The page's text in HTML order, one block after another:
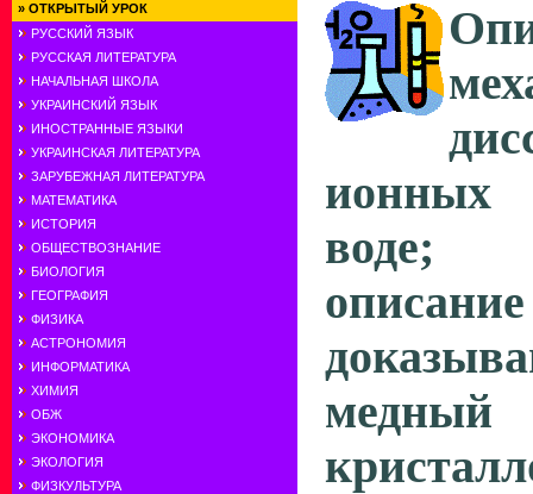
» ОТКРЫТЫЙ УРОК
РУССКИЙ ЯЗЫК
РУССКАЯ ЛИТЕРАТУРА
НАЧАЛЬНАЯ ШКОЛА
УКРАИНСКИЙ ЯЗЫК
ИНОСТРАННЫЕ ЯЗЫКИ
УКРАИНСКАЯ ЛИТЕРАТУРА
ЗАРУБЕЖНАЯ ЛИТЕРАТУРА
МАТЕМАТИКА
ИСТОРИЯ
ОБЩЕСТВОЗНАНИЕ
БИОЛОГИЯ
ГЕОГРАФИЯ
ФИЗИКА
АСТРОНОМИЯ
ИНФОРМАТИКА
ХИМИЯ
ОБЖ
ЭКОНОМИКА
ЭКОЛОГИЯ
ФИЗКУЛЬТУРА
ионных
воде;